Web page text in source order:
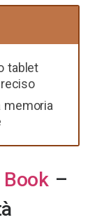
tablet
memoria
–